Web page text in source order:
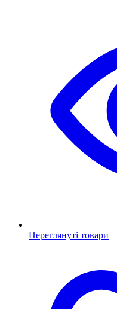
Переглянуті товари